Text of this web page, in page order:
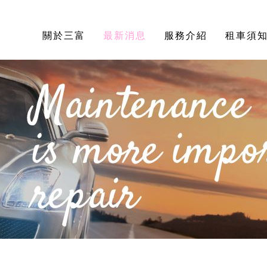
關於三富 最新消息 服務介紹 租車須知